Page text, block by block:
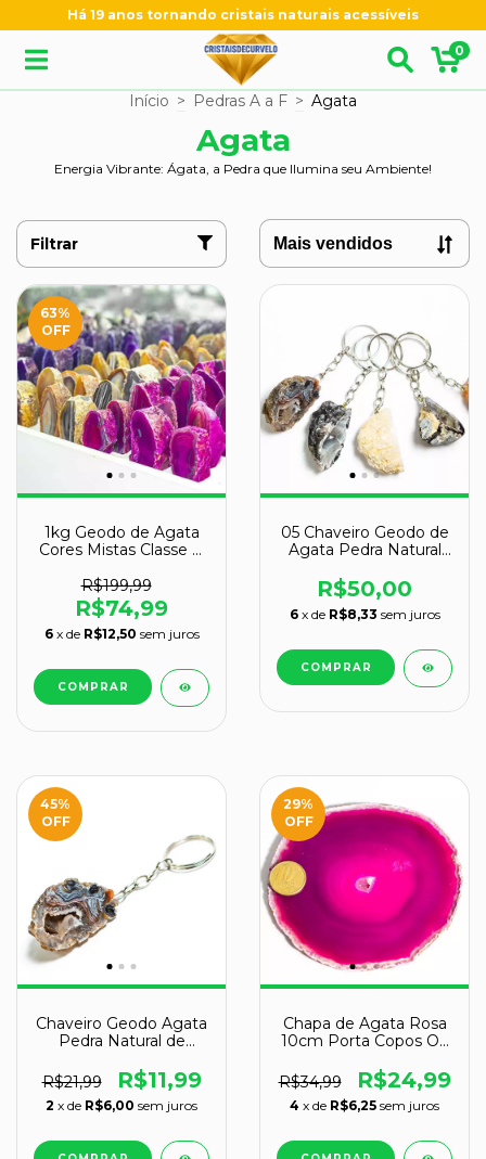
Há 19 anos tornando cristais naturais acessíveis
0
Início > Pedras A a F > Agata
Agata
Energia Vibrante: Ágata, a Pedra que Ilumina seu Ambiente!
Filtrar
63%
OFF
1kg Geodo de Agata
Cores Mistas Classe B
R$199,99
R$74,99
6 x de R$12,50 sem juros
05 Chaveiro Geodo de
Agata Pedra Natural
ATACADO
R$50,00
6 x de R$8,33 sem juros
45%
OFF
Chaveiro Geodo Agata
Pedra Natural de
Prateado
R$21,99 R$11,99
2 x de R$6,00 sem juros
29%
OFF
Chapa de Agata Rosa
10cm Porta Copos Ou
Grande
R$34,99 R$24,99
4 x de R$6,25 sem juros